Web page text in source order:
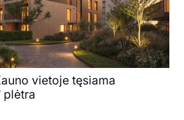
vietoje tęsiama
plėtra